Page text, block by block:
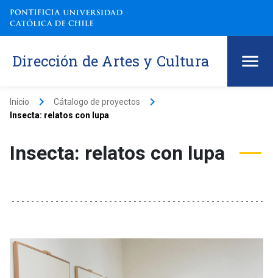
Dirección de Artes y Cultura
Inicio keyboard_arrow_right Cátalogo de proyectos keyboard_arrow_right
Insecta: relatos con lupa
Insecta: relatos con lupa